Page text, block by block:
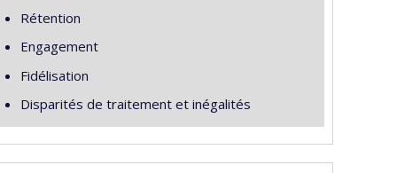
Rétention
Engagement
Fidélisation
Disparités de traitement et inégalités